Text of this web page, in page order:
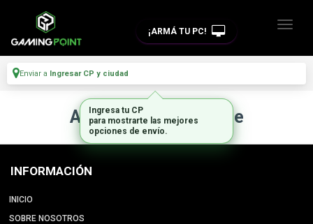
¡ARMÁ TU PC!
Enviar a Ingresar CP y ciudad
Artículo no disponible
INFORMACIÓN
INICIO
SOBRE NOSOTROS
Ingresa tu CP
para mostrarte las mejores
opciones de envío.